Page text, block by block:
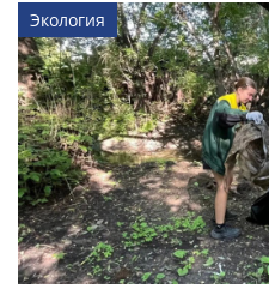
Экология